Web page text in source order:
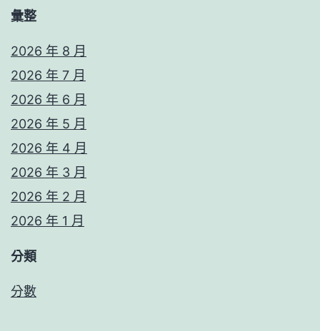
彙整
2026 年 8 月
2026 年 7 月
2026 年 6 月
2026 年 5 月
2026 年 4 月
2026 年 3 月
2026 年 2 月
2026 年 1 月
分類
分數